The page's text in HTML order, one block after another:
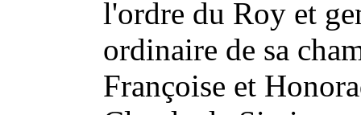
l'ordre du Roy et
ordinaire de sa
Françoise et